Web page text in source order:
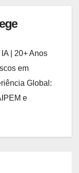
| 20+ Anos
em
Global:
e